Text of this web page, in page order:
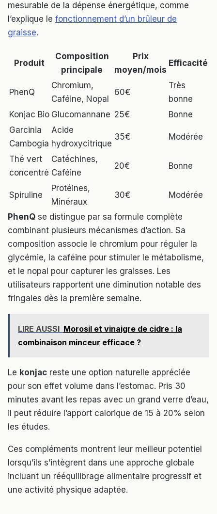
mesurable de la dépense énergétique, comme
l’explique le fonctionnement d’un brûleur de
graisse.
Produit
Composition
principale
Prix
moyen/mois
Efficacité
PhenQ
Chromium,
Caféine, Nopal
60€
Très
bonne
Konjac Bio Glucomannane 25€
Bonne
Garcinia
Cambogia
Acide
hydroxycitrique
35€ Modérée
Thé vert
concentré
Catéchines,
Caféine
20€ Bonne
Spiruline
Protéines,
Minéraux
30€ Modérée
PhenQ se distingue par sa formule complète
combinant plusieurs mécanismes d’action. Sa
composition associe le chromium pour réguler la
glycémie, la caféine pour stimuler le métabolisme,
et le nopal pour capturer les graisses. Les
utilisateurs rapportent une diminution notable des
fringales dès la première semaine.
LIRE AUSSI Morosil et vinaigre de cidre : la
combinaison minceur efficace ?
Le konjac reste une option naturelle appréciée
pour son effet volume dans l’estomac. Pris 30
minutes avant les repas avec un grand verre d’eau,
il peut réduire l’apport calorique de 15 à 20% selon
les études.
Ces compléments montrent leur meilleur potentiel
lorsqu’ils s’intègrent dans une approche globale
incluant un rééquilibrage alimentaire progressif et
une activité physique adaptée.